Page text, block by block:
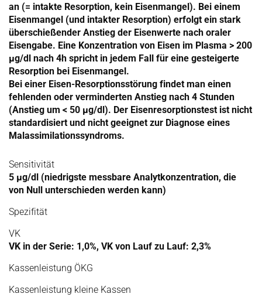
an (= intakte Resorption, kein Eisenmangel). Bei einem
Eisenmangel (und intakter Resorption) erfolgt ein stark
überschießender Anstieg der Eisenwerte nach oraler
Eisengabe. Eine Konzentration von Eisen im Plasma > 200
µg/dl nach 4h spricht in jedem Fall für eine gesteigerte
Resorption bei Eisenmangel.
Bei einer Eisen-Resorptionsstörung findet man einen
fehlenden oder verminderten Anstieg nach 4 Stunden
(Anstieg um < 50 µg/dl). Der Eisenresorptionstest ist nicht
standardisiert und nicht geeignet zur Diagnose eines
Malassimilationssyndroms.
Sensitivität
5 µg/dl (niedrigste messbare Analytkonzentration, die
von Null unterschieden werden kann)
Spezifität
VK
VK in der Serie: 1,0%, VK von Lauf zu Lauf: 2,3%
Kassenleistung ÖKG
Kassenleistung kleine Kassen